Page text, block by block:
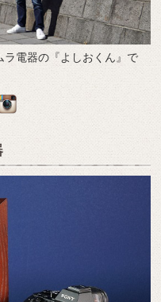
ラ電器の『よしおくん』で